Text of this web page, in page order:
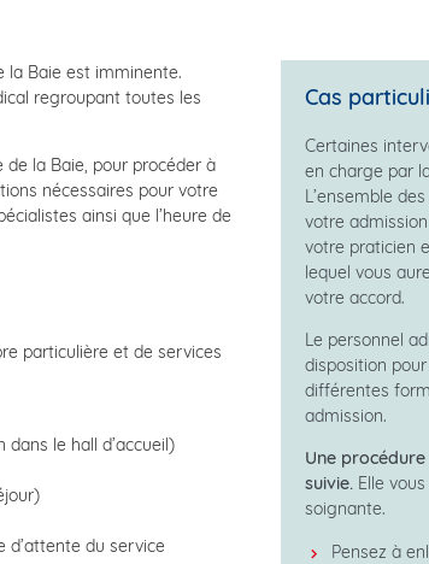
la Baie est imminente.
regroupant toutes les
de la Baie, pour procéder à
nécessaires pour votre
ainsi que l’heure de
particulière et de services
le hall d’accueil)
d’attente du service
Cas
Certaines
en charge par
L’ensemble
votre
votre praticien
lequel vous
votre accord.
Le personnel
disposition
différentes
admission.
Une
suivie. Elle
soignante.
Pensez à